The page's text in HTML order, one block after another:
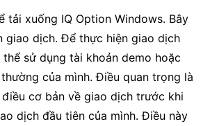
tải xuống IQ Option Windows. Bây
giao dịch. Để thực hiện giao dịch
sử dụng tài khoản demo hoặc
của mình. Điều quan trọng là
điều cơ bản về giao dịch trước khi
dịch đầu tiên của mình. Điều này